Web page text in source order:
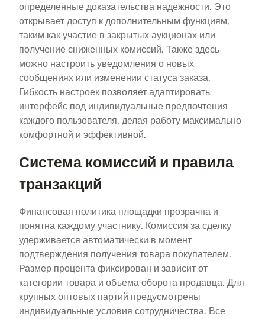
определенные доказательства надежности. Это
открывает доступ к дополнительным функциям,
таким как участие в закрытых аукционах или
получение сниженных комиссий. Также здесь
можно настроить уведомления о новых
сообщениях или изменении статуса заказа.
Гибкость настроек позволяет адаптировать
интерфейс под индивидуальные предпочтения
каждого пользователя, делая работу максимально
комфортной и эффективной.
Система комиссий и правила
транзакций
Финансовая политика площадки прозрачна и
понятна каждому участнику. Комиссия за сделку
удерживается автоматически в момент
подтверждения получения товара покупателем.
Размер процента фиксирован и зависит от
категории товара и объема оборота продавца. Для
крупных оптовых партий предусмотрены
индивидуальные условия сотрудничества. Все